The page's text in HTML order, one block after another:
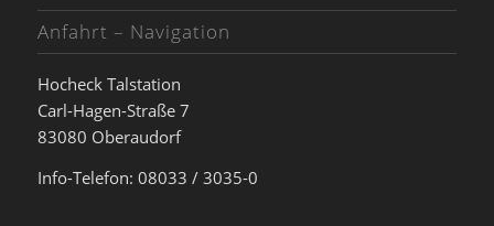
Anfahrt – Navigation
Hocheck Talstation
Carl-Hagen-Straße 7
83080 Oberaudorf
Info-Telefon: 08033 / 3035-0